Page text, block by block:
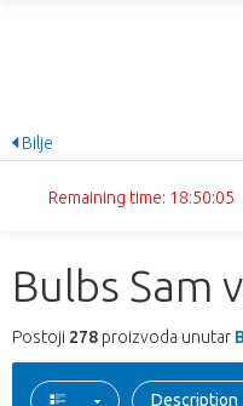
Bilje
Remaining time: 18:50:04
Bulbs Sam
Postoji 278 proizvoda unutar
Description